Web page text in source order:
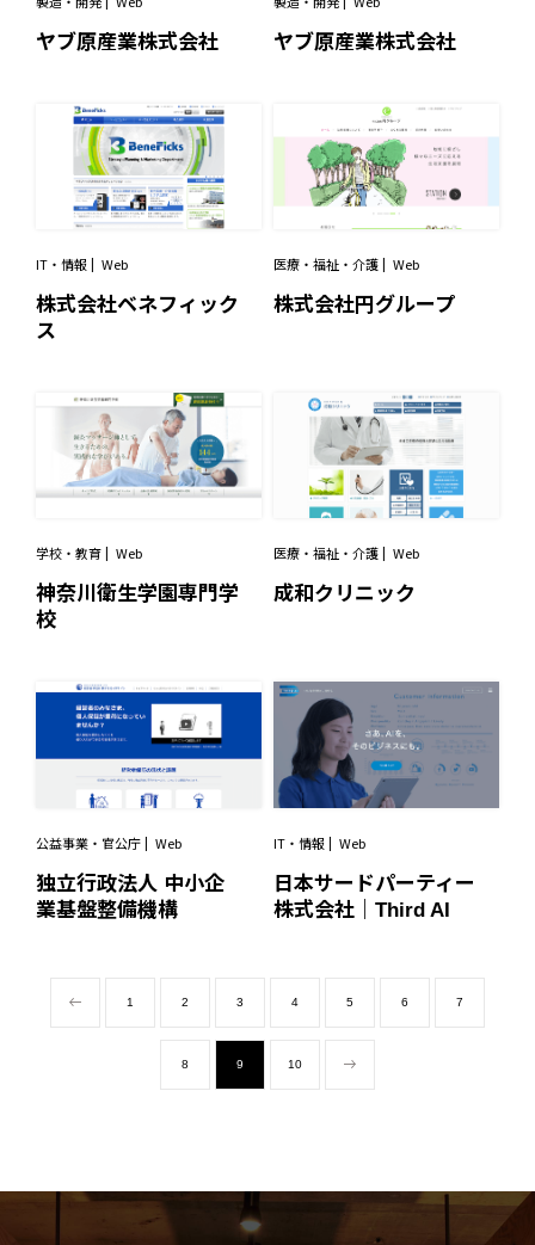
ヤブ原産業株式会社 ヤブ原産業株式会社
IT・情報 Web
株式会社ベネフィック
ス
医療・福祉・介護 Web
株式会社円グループ
学校・教育 Web
神奈川衛生学園専門学
校
医療・福祉・介護 Web
成和クリニック
公益事業・官公庁 Web
独立行政法人 中小企
業基盤整備機構
IT・情報 Web
日本サードパーティー
株式会社｜Third AI
1 2 3 4 5 6 7
8 9 10